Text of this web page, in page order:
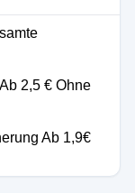
2,5 € Ohne
Ab 1,9€